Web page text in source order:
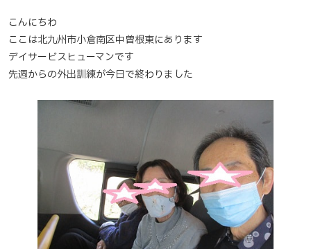
こんにちわ
ここは北九州市小倉南区中曽根東にあります
デイサービスヒューマンです
先週からの外出訓練が今日で終わりました